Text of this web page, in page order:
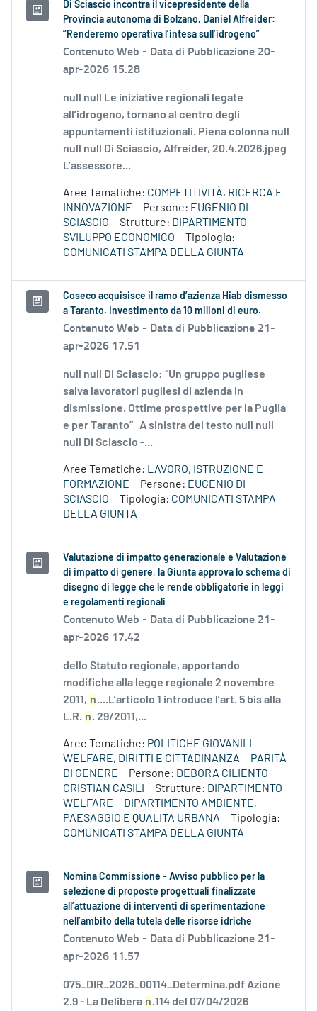
Di Sciascio incontra il vicepresidente della
Provincia autonoma di Bolzano, Daniel Alfreider:
“Renderemo operativa l’intesa sull’idrogeno”
Contenuto Web - Data di Pubblicazione 20-
apr-2026 15.28
null null Le iniziative regionali legate
all’idrogeno, tornano al centro degli
appuntamenti istituzionali. Piena colonna null
null null Di Sciascio, Alfreider, 20.4.2026.jpeg
L’assessore...
Aree Tematiche: COMPETITIVITÀ, RICERCA E
INNOVAZIONE
Persone: EUGENIO DI
SCIASCIO
Strutture: DIPARTIMENTO
SVILUPPO ECONOMICO
Tipologia:
COMUNICATI STAMPA DELLA GIUNTA
Coseco acquisisce il ramo d’azienza Hiab dismesso
a Taranto. Investimento da 10 milioni di euro.
Contenuto Web - Data di Pubblicazione 21-
apr-2026 17.51
null null Di Sciascio: “Un gruppo pugliese
salva lavoratori pugliesi di azienda in
dismissione. Ottime prospettive per la Puglia
e per Taranto” A sinistra del testo null null
null Di Sciascio -...
Aree Tematiche: LAVORO, ISTRUZIONE E
FORMAZIONE
Persone: EUGENIO DI
SCIASCIO
Tipologia: COMUNICATI STAMPA
DELLA GIUNTA
Valutazione di impatto generazionale e Valutazione
di impatto di genere, la Giunta approva lo schema di
disegno di legge che le rende obbligatorie in leggi
e regolamenti regionali
Contenuto Web - Data di Pubblicazione 21-
apr-2026 17.42
dello Statuto regionale, apportando
modifiche alla legge regionale 2 novembre
2011, n....L’articolo 1 introduce l’art. 5 bis alla
L.R. n. 29/2011,...
Aree Tematiche: POLITICHE GIOVANILI
WELFARE, DIRITTI E CITTADINANZA
PARITÀ
DI GENERE
Persone: DEBORA CILIENTO
CRISTIAN CASILI
Strutture: DIPARTIMENTO
WELFARE
DIPARTIMENTO AMBIENTE,
PAESAGGIO E QUALITÀ URBANA
Tipologia:
COMUNICATI STAMPA DELLA GIUNTA
Nomina Commissione - Avviso pubblico per la
selezione di proposte progettuali finalizzate
all’attuazione di interventi di sperimentazione
nell’ambito della tutela delle risorse idriche
Contenuto Web - Data di Pubblicazione 21-
apr-2026 11.57
075_DIR_2026_00114_Determina.pdf Azione
2.9 - La Delibera n.114 del 07/04/2026